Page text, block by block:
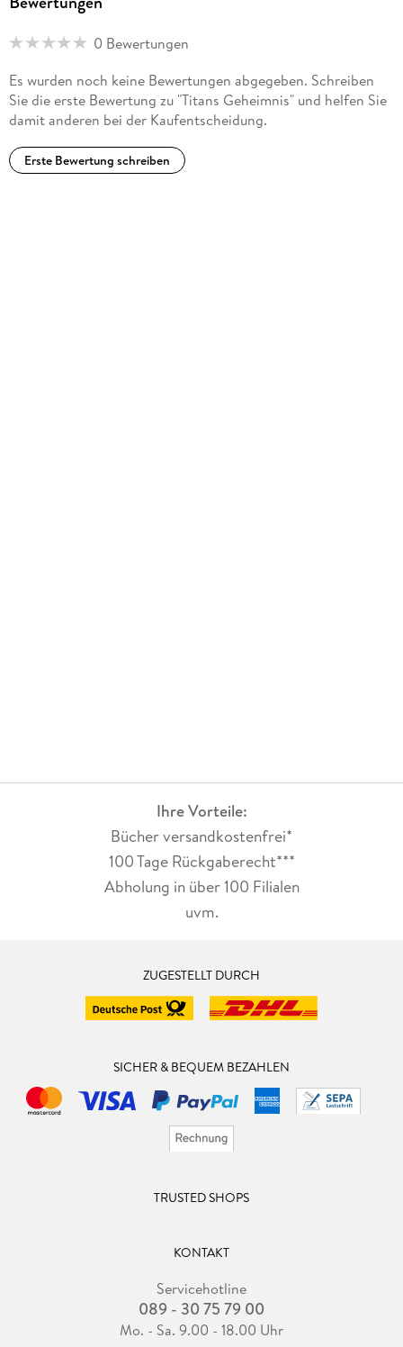
0 Bewertungen
Es wurden noch keine Bewertungen abgegeben. Schreiben
Sie die erste Bewertung zu "Titans Geheimnis" und helfen Sie
damit anderen bei der Kaufentscheidung.
Erste Bewertung schreiben
Ihre Vorteile:
Bücher versandkostenfrei*
100 Tage Rückgaberecht***
Abholung in über 100 Filialen
uvm.
ZUGESTELLT DURCH
SICHER & BEQUEM BEZAHLEN
TRUSTED SHOPS
KONTAKT
Servicehotline
089 - 30 75 79 00
Mo. - Sa. 9.00 - 18.00 Uhr